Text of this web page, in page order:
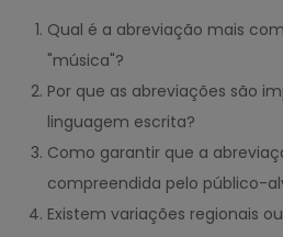
Qual é a abreviação mais
"música"?
Por que as abreviações são
linguagem escrita?
Como garantir que a
compreendida pelo público-
Existem variações regionais